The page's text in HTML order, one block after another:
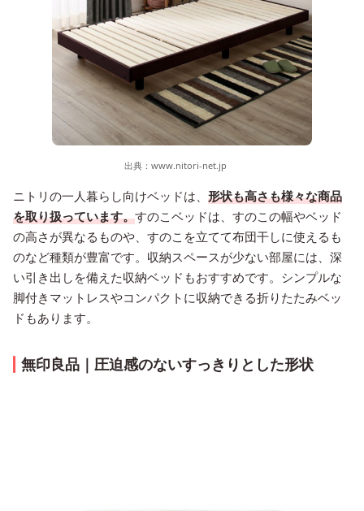
出典： www.nitori-net.jp
ニトリの一人暮らし向けベッドは、 形状も高さも様々な商品
を取り扱っています。すのこベッドは、すのこの幅やベッド
の高さが異なるものや、すのこを立てて布団干しに使えるも
のなど種類が豊富です。収納スペースが少ない部屋には、深
い引き出しを備えた収納ベッドもおすすめです。シンプルな
脚付きマットレスやコンパクトに収納できる折りたたみベッ
ドもあります。
無印良品｜圧迫感のないすっきりとした形状